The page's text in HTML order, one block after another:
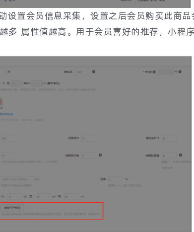
设置会员信息采集，设置之后会员购买此商
多 属性值越高。用于会员喜好的推荐，小程